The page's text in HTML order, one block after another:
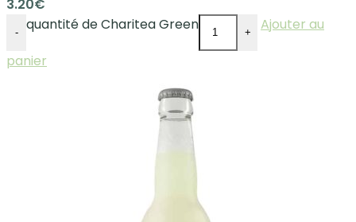
3.20€
- quantité de Charitea Green +
Ajouter au
panier